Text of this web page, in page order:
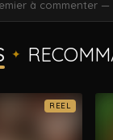
à commenter
✦
REEL